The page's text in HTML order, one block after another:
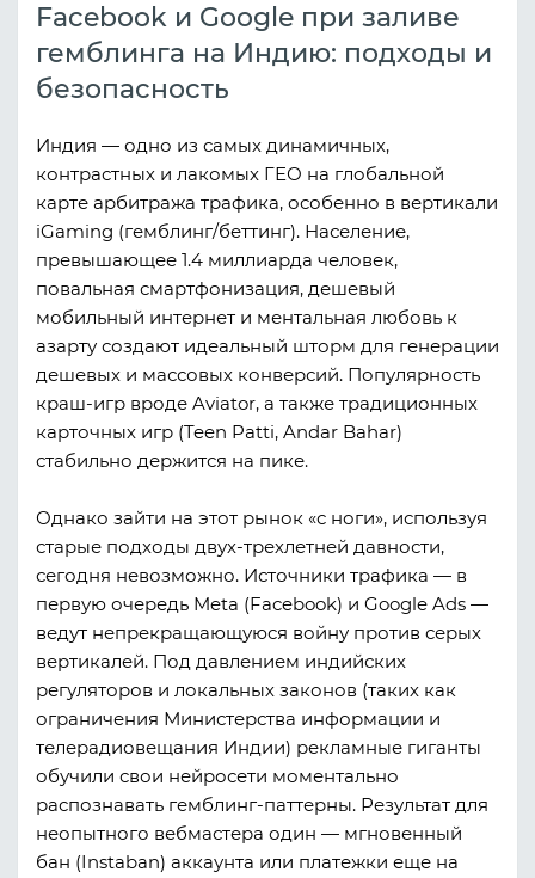
Facebook и Google при заливе
гемблинга на Индию: подходы и
безопасность
Индия — одно из самых динамичных,
контрастных и лакомых ГЕО на глобальной
карте арбитража трафика, особенно в вертикали
iGaming (гемблинг/беттинг). Население,
превышающее 1.4 миллиарда человек,
повальная смартфонизация, дешевый
мобильный интернет и ментальная любовь к
азарту создают идеальный шторм для генерации
дешевых и массовых конверсий. Популярность
краш-игр вроде Aviator, а также традиционных
карточных игр (Teen Patti, Andar Bahar)
стабильно держится на пике.
Однако зайти на этот рынок «с ноги», используя
старые подходы двух-трехлетней давности,
сегодня невозможно. Источники трафика — в
первую очередь Meta (Facebook) и Google Ads —
ведут непрекращающуюся войну против серых
вертикалей. Под давлением индийских
регуляторов и локальных законов (таких как
ограничения Министерства информации и
телерадиовещания Индии) рекламные гиганты
обучили свои нейросети моментально
распознавать гемблинг-паттерны. Результат для
неопытного вебмастера один — мгновенный
бан (Instaban) аккаунта или платежки еще на